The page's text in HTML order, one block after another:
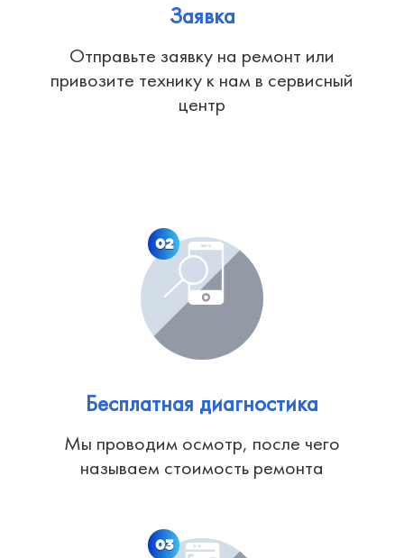
Заявка
Отправьте заявку на ремонт или
привозите технику к нам в сервисный
центр
02
Бесплатная диагностика
Мы проводим осмотр, после чего
называем стоимость ремонта
03